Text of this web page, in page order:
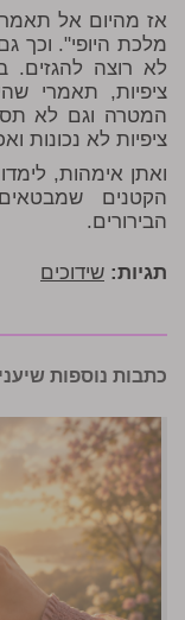
אז מהיום אל
מלכת היופי". וכך
לא רוצה להגזים.
ציפיות, תאמרי
המטרה וגם לא
ציפיות לא נכונות
ואתן אימהות,
הקטנים
הבירורים.
תגיות: שידוכים
כתבות נוספות